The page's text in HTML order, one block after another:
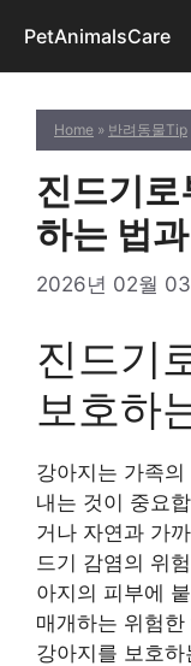
content
PetAnimalsCare
Home » 반려동물Tip
진드기
하는 법
2026년 02월
진드기
보호하
강아지는 가족
내는 것이 중요
거나 자연과 가
드기 감염의 위
아지의 피부에
매개하는 위험
강아지를 보호